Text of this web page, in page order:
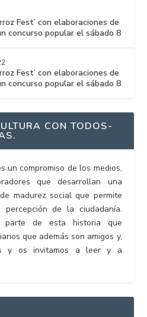
Fest’ con elaboraciones de
concurso popular el sábado 8
Fest’ con elaboraciones de
concurso popular el sábado 8
CON TODOS-
un compromiso de los medios,
que desarrollan una
madurez social que permite
de la ciudadanía.
parte de esta historia que
que además son amigos y,
y os invitamos a leer y a